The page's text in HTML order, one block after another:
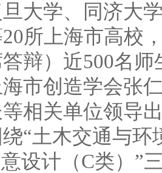
大学、同济大
所上海市高校
辩）近500名
市创造学会张
相关单位领导
“土木交通与环
设计（C类）”